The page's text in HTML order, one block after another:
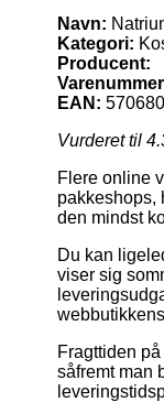
Navn:
Kategori:
Producent:
EAN:
Vurderet til
Flere online
pakkeshops,
den mindst
Du kan
viser sig
Fragttiden
såfremt man